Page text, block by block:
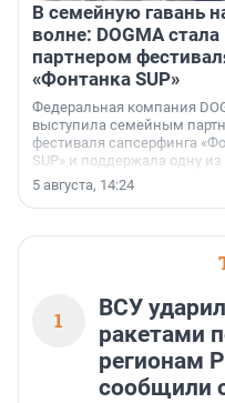
В семейную гавань
волне: DOGMA стала
партнером
«Фонтанка SUP»
Федеральная компания
выступила семейным
фестиваля сапсерфинга
SUP» и поддержала одну
ярких и романтичных
«SUP-свадьба».
5 августа, 14:24
1
ВСУ
ракетами
регионам
сообщили